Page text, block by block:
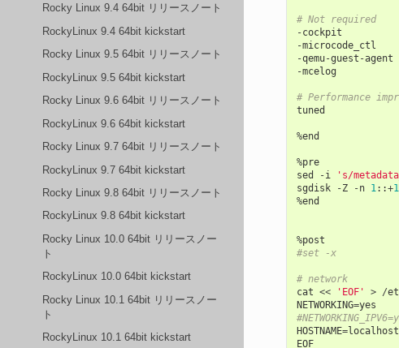
Rocky Linux 9.4 64bit リリースノート
RockyLinux 9.4 64bit kickstart
Rocky Linux 9.5 64bit リリースノート
RockyLinux 9.5 64bit kickstart
Rocky Linux 9.6 64bit リリースノート
RockyLinux 9.6 64bit kickstart
Rocky Linux 9.7 64bit リリースノート
RockyLinux 9.7 64bit kickstart
Rocky Linux 9.8 64bit リリースノート
RockyLinux 9.8 64bit kickstart
Rocky Linux 10.0 64bit リリースノー
ト
RockyLinux 10.0 64bit kickstart
Rocky Linux 10.1 64bit リリースノー
ト
RockyLinux 10.1 64bit kickstart
# Not required
-cockpit
-microcode_ctl
-qemu-guest -agent
-mcelog
# Performance
tuned
%end
%pre
sed
-i 's/
sgdisk
-Z -n 1::+1
%end
%post
#set -x
# network
cat << 'EOF' > /
NETWORKING=yes
HOSTNAME=localhost
EOF